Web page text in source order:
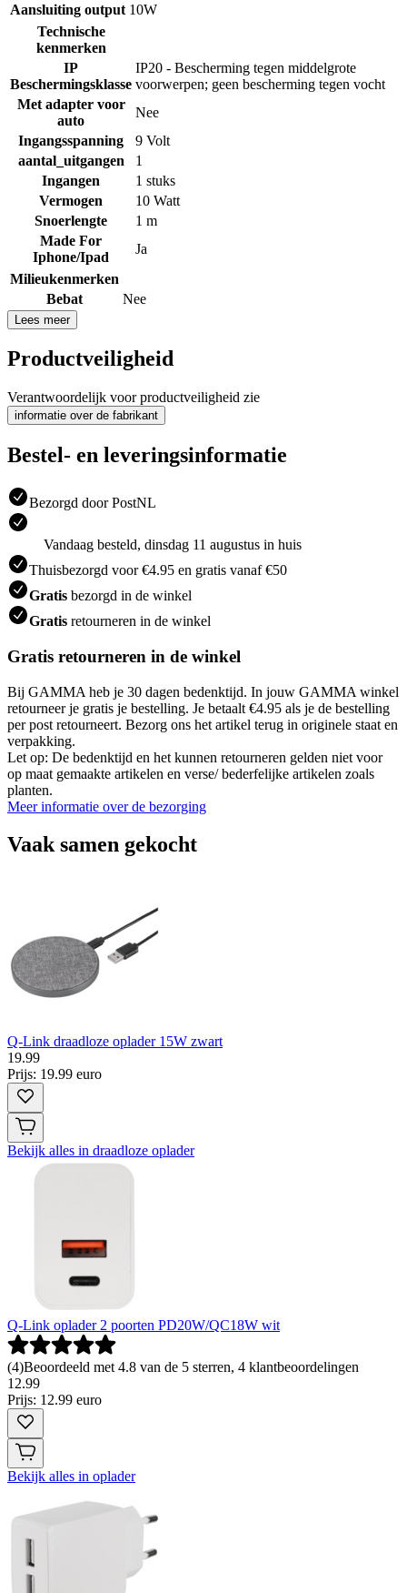
Aansluiting output 10W
Technische
kenmerken
IP
Beschermingsklasse
IP20 - Bescherming tegen middelgrote
voorwerpen; geen bescherming tegen vocht
Met adapter voor
auto
Nee
Ingangsspanning
9 Volt
aantal_uitgangen
1
Ingangen
1 stuks
Vermogen
10 Watt
Snoerlengte
1 m
Made For
Iphone/Ipad
Ja
Milieukenmerken
Bebat
Nee
Lees meer
Productveiligheid
Verantwoordelijk voor productveiligheid zie
informatie over de fabrikant
Bestel- en leveringsinformatie
Bezorgd door PostNL
Vandaag besteld, dinsdag 11 augustus in huis
Thuisbezorgd voor €4.95 en gratis vanaf €50
Gratis bezorgd in de winkel
Gratis retourneren in de winkel
Gratis retourneren in de winkel
Bij GAMMA heb je 30 dagen bedenktijd. In jouw GAMMA winkel
retourneer je gratis je bestelling. Je betaalt €4.95 als je de bestelling
per post retourneert. Bezorg ons het artikel terug in originele staat en
verpakking.
Let op: De bedenktijd en het kunnen retourneren gelden niet voor
op maat gemaakte artikelen en verse/ bederfelijke artikelen zoals
planten.
Meer informatie over de bezorging
Vaak samen gekocht
Q-Link draadloze oplader 15W zwart
19.99
Prijs: 19.99 euro
Bekijk alles in draadloze oplader
Q-Link oplader 2 poorten PD20W/QC18W wit
(4)Beoordeeld met 4.8 van de 5 sterren, 4 klantbeoordelingen
12.99
Prijs: 12.99 euro
Bekijk alles in oplader